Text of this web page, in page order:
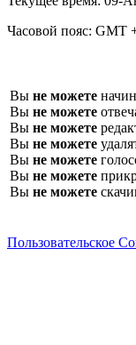
Часовой пояс: GMT
Вы не можете
Вы не можете
Вы не можете
Вы не можете
Вы не можете
Вы не можете
Вы не можете
Пользовательское